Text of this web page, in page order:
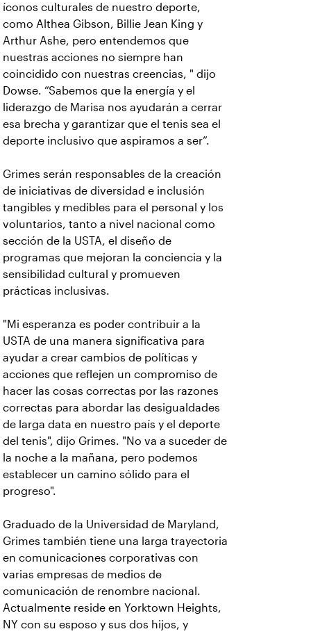
íconos culturales de nuestro deporte,
como Althea Gibson, Billie Jean King y
Arthur Ashe, pero entendemos que
nuestras acciones no siempre han
coincidido con nuestras creencias, " dijo
Dowse. “Sabemos que la energía y el
liderazgo de Marisa nos ayudarán a cerrar
esa brecha y garantizar que el tenis sea el
deporte inclusivo que aspiramos a ser”.
Grimes serán responsables de la creación
de iniciativas de diversidad e inclusión
tangibles y medibles para el personal y los
voluntarios, tanto a nivel nacional como
sección de la USTA, el diseño de
programas que mejoran la conciencia y la
sensibilidad cultural y promueven
prácticas inclusivas.
"Mi esperanza es poder contribuir a la
USTA de una manera significativa para
ayudar a crear cambios de políticas y
acciones que reflejen un compromiso de
hacer las cosas correctas por las razones
correctas para abordar las desigualdades
de larga data en nuestro país y el deporte
del tenis", dijo Grimes. "No va a suceder de
la noche a la mañana, pero podemos
establecer un camino sólido para el
progreso".
Graduado de la Universidad de Maryland,
Grimes también tiene una larga trayectoria
en comunicaciones corporativas con
varias empresas de medios de
comunicación de renombre nacional.
Actualmente reside en Yorktown Heights,
NY con su esposo y sus dos hijos, y